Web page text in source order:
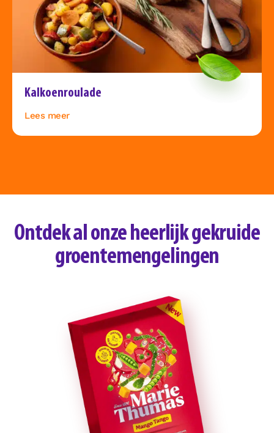
Kalkoenroulade
Lees meer
Ontdek al onze heerlijk gekruide
groentemengelingen